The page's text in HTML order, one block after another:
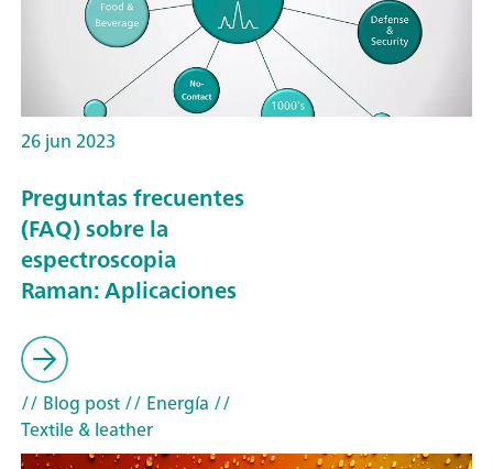
26 jun 2023
Preguntas frecuentes
(FAQ) sobre la
espectroscopia
Raman: Aplicaciones
// Blog post// Energía //
Textile & leather